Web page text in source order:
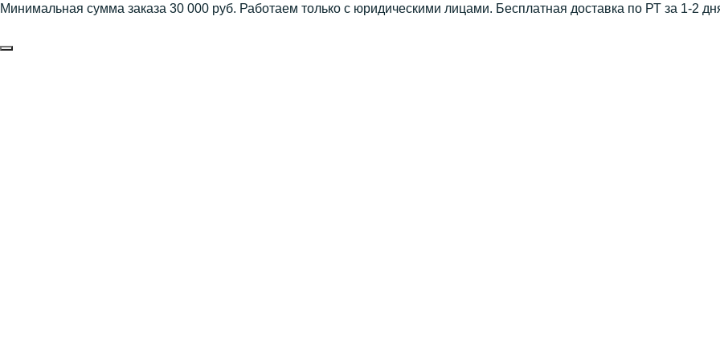
Минимальная сумма заказа 30 000 руб. Работаем только с юридическими лицами. Бесплатная доставка по РТ за 1-2